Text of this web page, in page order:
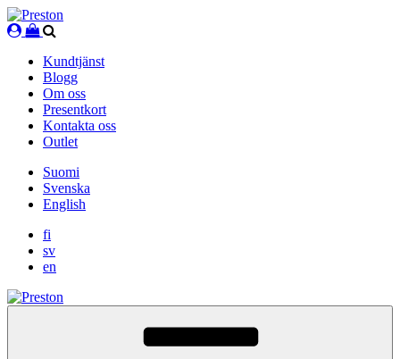
Skip
to
Kundtjänst
Blogg
Om oss
Presentkort
Kontakta oss
Outlet
Suomi
Svenska
English
fi
sv
en